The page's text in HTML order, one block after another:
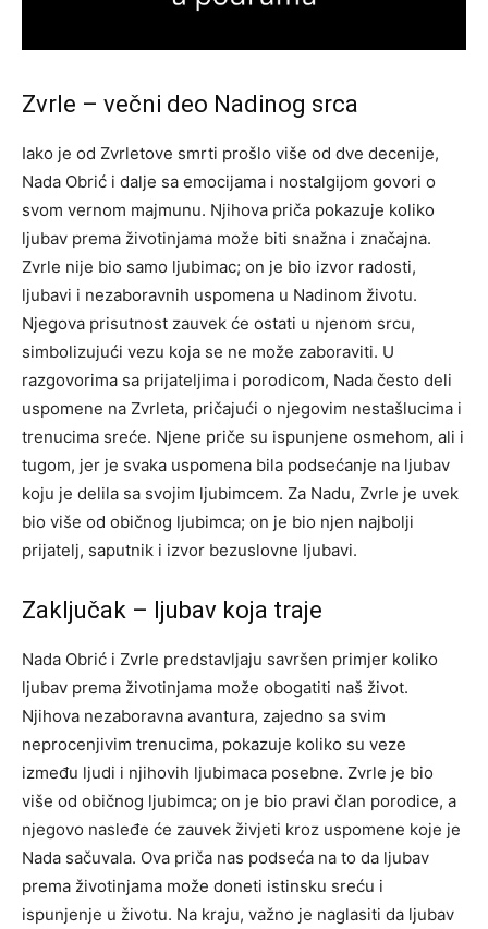
Zvrle – večni deo Nadinog srca
Iako je od Zvrletove smrti prošlo više od dve decenije,
Nada Obrić i dalje sa emocijama i nostalgijom govori o
svom vernom majmunu. Njihova priča pokazuje koliko
ljubav prema životinjama može biti snažna i značajna.
Zvrle nije bio samo ljubimac; on je bio izvor radosti,
ljubavi i nezaboravnih uspomena u Nadinom životu.
Njegova prisutnost zauvek će ostati u njenom srcu,
simbolizujući vezu koja se ne može zaboraviti. U
razgovorima sa prijateljima i porodicom, Nada često deli
uspomene na Zvrleta, pričajući o njegovim nestašlucima i
trenucima sreće. Njene priče su ispunjene osmehom, ali i
tugom, jer je svaka uspomena bila podsećanje na ljubav
koju je delila sa svojim ljubimcem. Za Nadu, Zvrle je uvek
bio više od običnog ljubimca; on je bio njen najbolji
prijatelj, saputnik i izvor bezuslovne ljubavi.
Zaključak – ljubav koja traje
Nada Obrić i Zvrle predstavljaju savršen primjer koliko
ljubav prema životinjama može obogatiti naš život.
Njihova nezaboravna avantura, zajedno sa svim
neprocenjivim trenucima, pokazuje koliko su veze
između ljudi i njihovih ljubimaca posebne. Zvrle je bio
više od običnog ljubimca; on je bio pravi član porodice, a
njegovo nasleđe će zauvek živjeti kroz uspomene koje je
Nada sačuvala. Ova priča nas podseća na to da ljubav
prema životinjama može doneti istinsku sreću i
ispunjenje u životu. Na kraju, važno je naglasiti da ljubav